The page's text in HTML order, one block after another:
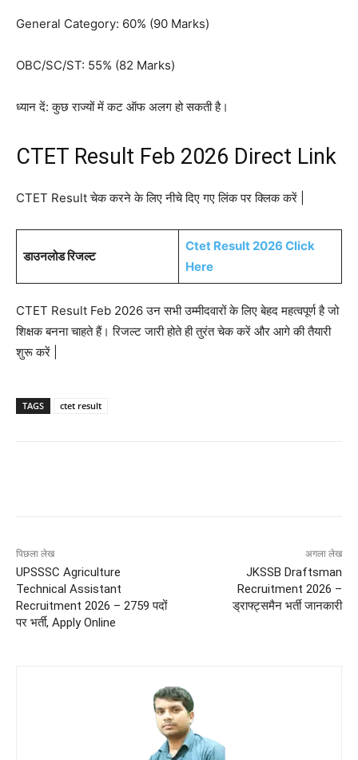
General Category: 60% (90 Marks)
OBC/SC/ST: 55% (82 Marks)
ध्यान दें: कुछ राज्यों में कट ऑफ अलग हो सकती है।
CTET Result Feb 2026 Direct Link
CTET Result चेक करने के लिए नीचे दिए गए लिंक पर क्लिक करें |
डाउनलोड रिजल्ट
Ctet Result 2026 Click
Here
CTET Result Feb 2026 उन सभी उम्मीदवारों के लिए बेहद महत्वपूर्ण है जो
शिक्षक बनना चाहते हैं। रिजल्ट जारी होते ही तुरंत चेक करें और आगे की तैयारी
शुरू करें |
TAGS ctet result
पिछला लेख
UPSSSC Agriculture
Technical Assistant
Recruitment 2026 – 2759 पदों
पर भर्ती, Apply Online
अगला लेख
JKSSB Draftsman
Recruitment 2026 –
ड्राफ्ट्समैन भर्ती जानकारी